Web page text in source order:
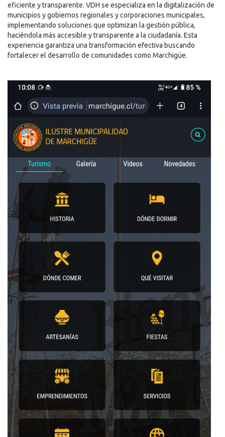
eficiente y transparente. VDH se especializa en la digitalización de
municipios y gobiernos regionales y corporaciones municipales,
implementando soluciones que optimizan la gestión pública,
haciéndola más accesible y transparente a la ciudadanía. Esta
experiencia garantiza una transformación efectiva buscando
fortalecer el desarrollo de comunidades como Marchigüe.